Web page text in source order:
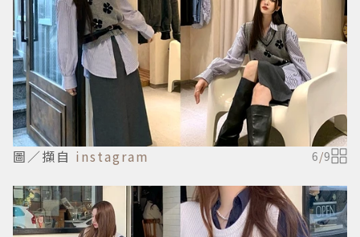
圖／擷自 instagram 6/9